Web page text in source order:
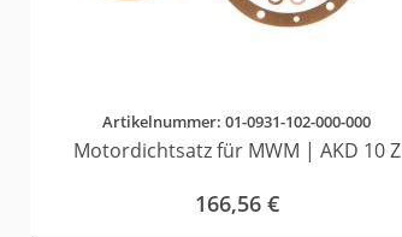
Artikelnummer: 01-0931-102-000-000
Motordichtsatz für MWM | AKD 10 Z
166,56 €